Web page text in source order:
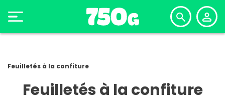
Feuilletés à la confiture
Feuilletés à la confiture